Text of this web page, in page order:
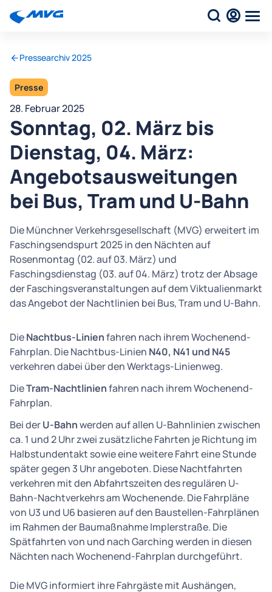
Pressearchiv 2025
Presse
28. Februar 2025
Sonntag, 02. März bis
Dienstag, 04. März:
Angebotsausweitungen
bei Bus, Tram und U-Bahn
Die Münchner Verkehrsgesellschaft (MVG) erweitert im
Faschingsendspurt 2025 in den Nächten auf
Rosenmontag (02. auf 03. März) und
Faschingsdienstag (03. auf 04. März) trotz der Absage
der Faschingsveranstaltungen auf dem Viktualienmarkt
das Angebot der Nachtlinien bei Bus, Tram und U-Bahn.
DieNachtbus-Linienfahren nach ihrem Wochenend-
Fahrplan. Die Nachtbus-Linien N40, N41 und N45
verkehren dabei über den Werktags-Linienweg.
DieTram-Nachtlinienfahren nach ihrem Wochenend-
Fahrplan.
Bei derU-Bahnwerden auf allen U-Bahnlinien zwischen
ca. 1 und 2 Uhr zwei zusätzliche Fahrten je Richtung im
Halbstundentakt sowie eine weitere Fahrt eine Stunde
später gegen 3 Uhr angeboten. Diese Nachtfahrten
verkehren mit den Abfahrtszeiten des regulären U-
Bahn-Nachtverkehrs am Wochenende. Die Fahrpläne
von U3 und U6 basieren auf den Baustellen-Fahrplänen
im Rahmen der Baumaßnahme Implerstraße. Die
Spätfahrten von und nach Garching werden in diesen
Nächten nach Wochenend-Fahrplan durchgeführt.
Die MVG informiert ihre Fahrgäste mit Aushängen,